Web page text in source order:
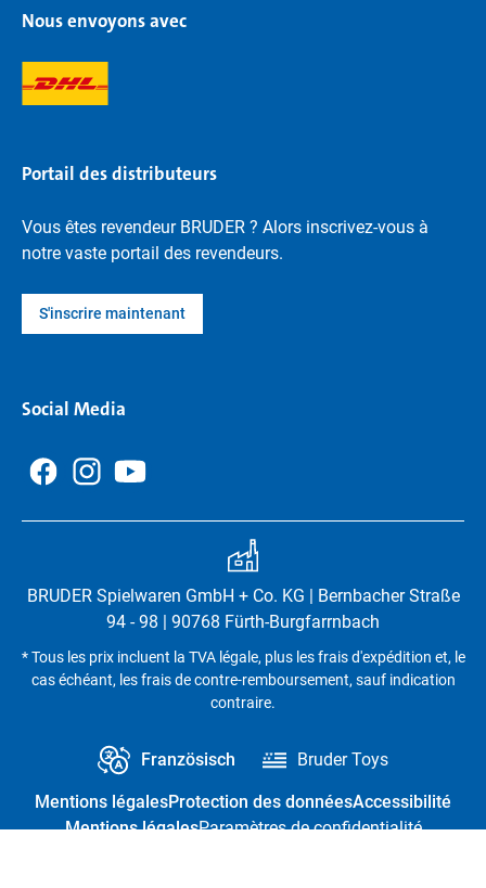
Nous envoyons avec
Portail des distributeurs
Vous êtes revendeur BRUDER ? Alors inscrivez-vous à
notre vaste portail des revendeurs.
S'inscrire maintenant
Social Media
BRUDER Spielwaren GmbH + Co. KG | Bernbacher Straße
94 - 98 | 90768 Fürth-Burgfarrnbach
* Tous les prix incluent la TVA légale, plus les frais d'expédition et, le
cas échéant, les frais de contre-remboursement, sauf indication
contraire.
Französisch Bruder Toys
Mentions légalesProtection des donnéesAccessibilité
Mentions légalesParamètres de confidentialité